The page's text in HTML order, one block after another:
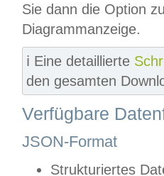
Sie dann die Option
Diagrammanzeige.
ℹ️ Eine detaillierte
den gesamten
Verfügbare
JSON-Format
Strukturiertes